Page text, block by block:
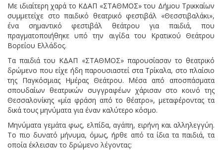
Με ιδιαίτερη χαρά το ΚΔΑΠ «ΣΤΑΘΜΟΣ» του Δήμου Τρικκαίων
συμμετείχε στο παιδικό θεατρικό φεστιβάλ «Θεσστιβαλάκι»,
ένα σημαντικό φεστιβάλ θεάτρου για παιδιά, που
πραγματοποιήθηκε υπό την αιγίδα του Κρατικού Θεάτρου
Βορείου Ελλάδος.
Τα παιδιά του ΚΔΑΠ «ΣΤΑΘΜΟΣ» παρουσίασαν το θεατρικό
δρώμενο που είχε ήδη παρουσιαστεί στα Τρίκαλα, στο πλαίσιο
της Παγκόσμιας Ημέρας Θεάτρου. Μέσα από αποσπάσματα
σπουδαίων θεατρικών συγγραφέων χάρισαν στο κοινό της
Θεσσαλονίκης «μία φράση από το θέατρο», μεταφέροντας τα
δικά τους μηνύματα για έναν καλύτερο κόσμο.
Μηνύματα γεμάτα φως, ελπίδα, αγάπη, ειρήνη και αλληλεγγύη.
Το πιο δυνατό μήνυμα, όμως, ήρθε από τα ίδια τα παιδιά, τα
οποία έκλεισαν το δρώμενο λέγοντας: